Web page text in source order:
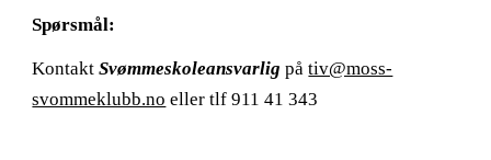
Spørsmål:
KontaktSvømmeskoleansvarligpåtiv@moss-
svommeklubb.no eller tlf 911 41 343